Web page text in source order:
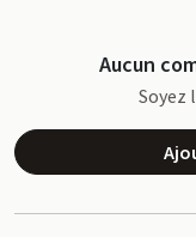
Aucun
Soyez